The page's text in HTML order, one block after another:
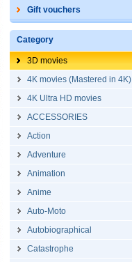
Gift vouchers
Category
3D movies
4K movies (Mastered in 4K)
4K Ultra HD movies
ACCESSORIES
Action
Adventure
Animation
Anime
Auto-Moto
Autobiographical
Catastrophe